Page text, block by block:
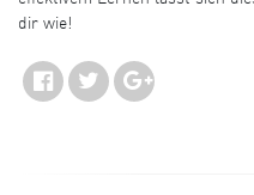
dir wie!